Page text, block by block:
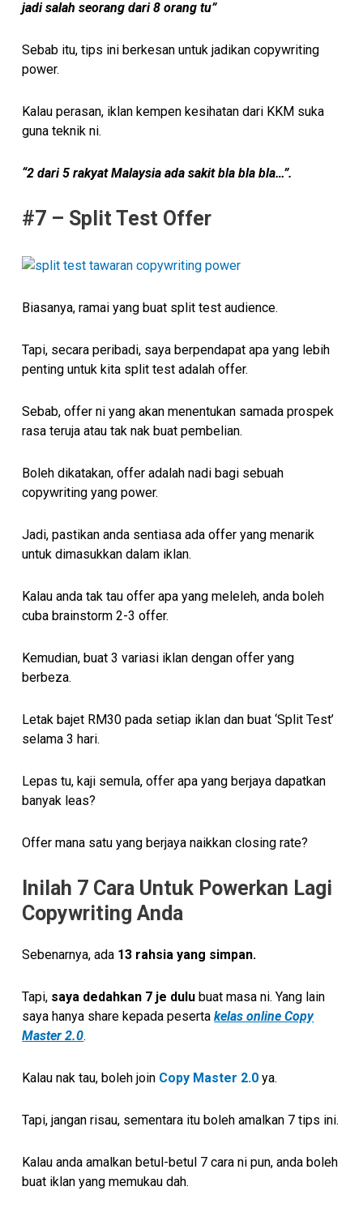
jadi salah seorang dari 8 orang tu”
Sebab itu, tips ini berkesan untuk jadikan copywriting
power.
Kalau perasan, iklan kempen kesihatan dari KKM suka
guna teknik ni.
“2 dari 5 rakyat Malaysia ada sakit bla bla bla…”.
#7 – Split Test Offer
Biasanya, ramai yang buat split test audience.
Tapi, secara peribadi, saya berpendapat apa yang lebih
penting untuk kita split test adalah offer.
Sebab, offer ni yang akan menentukan samada prospek
rasa teruja atau tak nak buat pembelian.
Boleh dikatakan, offer adalah nadi bagi sebuah
copywriting yang power.
Jadi, pastikan anda sentiasa ada offer yang menarik
untuk dimasukkan dalam iklan.
Kalau anda tak tau offer apa yang meleleh, anda boleh
cuba brainstorm 2-3 offer.
Kemudian, buat 3 variasi iklan dengan offer yang
berbeza.
Letak bajet RM30 pada setiap iklan dan buat ‘Split Test’
selama 3 hari.
Lepas tu, kaji semula, offer apa yang berjaya dapatkan
banyak leas?
Offer mana satu yang berjaya naikkan closing rate?
Inilah 7 Cara Untuk Powerkan Lagi
Copywriting Anda
Sebenarnya, ada 13 rahsia yang simpan.
Tapi, saya dedahkan 7 je dulu buat masa ni. Yang lain
saya hanya share kepada pesertakelas online Copy
Master 2.0.
Kalau nak tau, boleh join Copy Master 2.0 ya.
Tapi, jangan risau, sementara itu boleh amalkan 7 tips ini.
Kalau anda amalkan betul-betul 7 cara ni pun, anda boleh
buat iklan yang memukau dah.